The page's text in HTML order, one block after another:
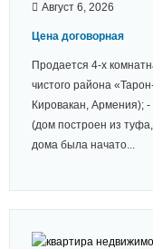
Август 6, 2026
Цена договорная
Продается 4-х
чистого района
Кировакан, Армения);
(дом построен из
дома была начато...